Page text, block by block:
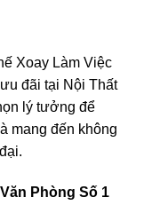
Xoay Làm Việc
đãi tại Nội Thất
lý tưởng để
mang đến không
Phòng Số 1